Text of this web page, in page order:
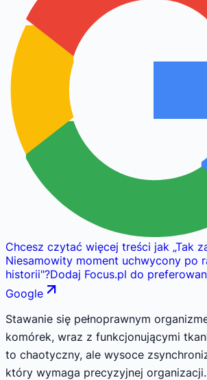
Chcesz czytać więcej treści jak „Tak
Niesamowity moment uchwycony po
historii"?Dodaj Focus.pl do
Google
Stawanie się pełnoprawnym
komórek, wraz z funkcjonującymi
to chaotyczny, ale wysoce
który wymaga precyzyjnej organizacji.